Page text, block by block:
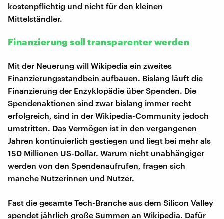
kostenpflichtig und nicht für den kleinen
Mittelständler.
Finanzierung soll transparenter werden
Mit der Neuerung will Wikipedia ein zweites
Finanzierungsstandbein aufbauen. Bislang läuft die
Finanzierung der Enzyklopädie über Spenden. Die
Spendenaktionen sind zwar bislang immer recht
erfolgreich, sind in der Wikipedia-Community jedoch
umstritten. Das Vermögen ist in den vergangenen
Jahren kontinuierlich gestiegen und liegt bei mehr als
150 Millionen US-Dollar. Warum nicht unabhängiger
werden von den Spendenaufrufen, fragen sich
manche Nutzerinnen und Nutzer.
Fast die gesamte Tech-Branche aus dem Silicon Valley
spendet jährlich große Summen an Wikipedia. Dafür